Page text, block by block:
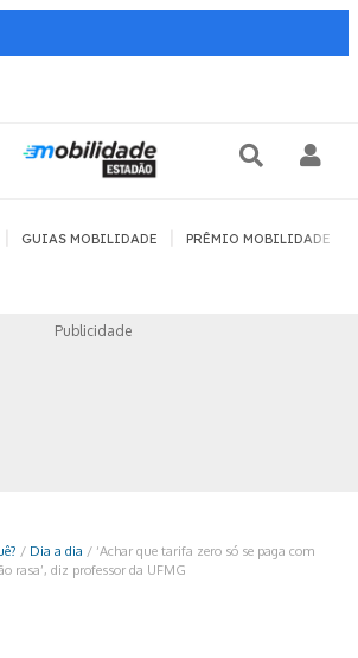
GUIAS MOBILIDADE PRÊMIO MOBILIDADE
Publicidade
/ Dia a dia / ‘Achar que tarifa zero só se paga com
rasa’, diz professor da UFMG